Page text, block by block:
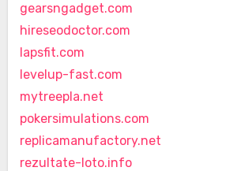
gearsngadget.com
hireseodoctor.com
lapsfit.com
levelup-fast.com
mytreepla.net
pokersimulations.com
replicamanufactory.net
rezultate-loto.info